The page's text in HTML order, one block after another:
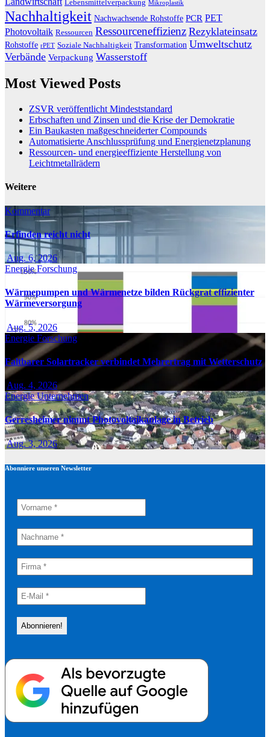
Lebensmittelverpackung Mikroplastik
Nachhaltigkeit Nachwachsende Rohstoffe PCR PET
Photovoltaik Ressourcen Ressourceneffizienz Rezyklateinsatz
Rohstoffe rPET Soziale Nachhaltigkeit Transformation Umweltschutz
Verbände Verpackung Wasserstoff
Most Viewed Posts
ZSVR veröffentlicht Mindeststandard
Erbschaften und Zinsen und die Krise der Demokratie
Ein Baukasten maßgeschneiderter Compounds
Automatisierte Anschlussprüfung und Energienetzplanung
Ressourcen- und energieeffiziente Herstellung von
Leichtmetallrädern
Weitere
Kommentar
Erfinden reicht nicht
Aug. 6, 2026
EnergieForschung
Wärmepumpen und Wärmenetze bilden Rückgrat effizienter
Wärmeversorgung
Aug. 5, 2026
Energie Forschung
Faltbarer Solartracker verbindet Mehrertrag mit Wetterschutz
Aug. 4, 2026
EnergieUnternehmen
Gerresheimer nimmt Photovoltaikanlage in Betrieb
Aug. 3, 2026
Abonniere unseren Newsletter